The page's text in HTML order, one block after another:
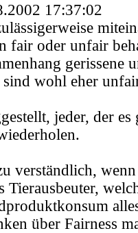
17:37:02
fair oder unfair
gerissene
wohl eher
jeder, der es
verständlich,
über Fairness